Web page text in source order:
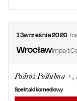
13września2026
WrocławImpart
Podróż Poślubna +,
Spektakl komediowy